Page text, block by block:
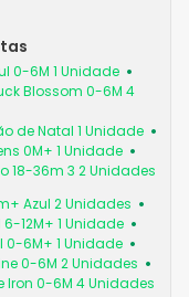
0-6M 1 Unidade
Blossom 0-6M 4
de Natal 1 Unidade
0M+ 1 Unidade
18-36m 3 2 Unidades
Azul 2 Unidades
12M+ 1 Unidade
6M+ 1 Unidade
0-6M 2 Unidades
Iron 0-6M 4 Unidades